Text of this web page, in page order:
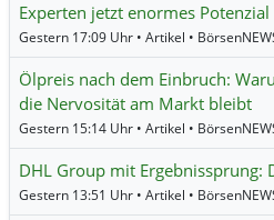
Experten jetzt enormes
Gestern 17:09 Uhr • Artikel •
Ölpreis nach dem Einbruch:
die Nervosität am Markt bleibt
Gestern 15:14 Uhr • Artikel •
DHL Group mit Ergebnissprung:
Gestern 13:51 Uhr • Artikel •